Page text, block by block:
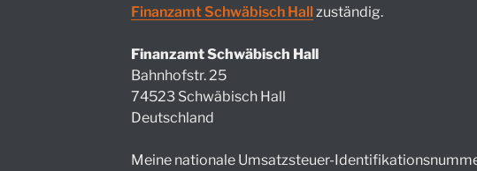
Finanzamt Schwäbisch Hall zuständig.
Finanzamt Schwäbisch Hall
Bahnhofstr. 25
74523 Schwäbisch Hall
Deutschland
Meine nationale Umsatzsteuer-